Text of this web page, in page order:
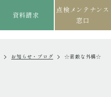
資料請求
点検メンテナンス
窓口
お知らせ・ブログ ☆素敵な外構☆